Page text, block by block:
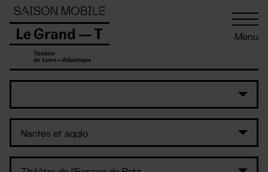
Menu
Panneau de gestion des cookies